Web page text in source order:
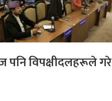
विपक्षीदलहरूले गरे